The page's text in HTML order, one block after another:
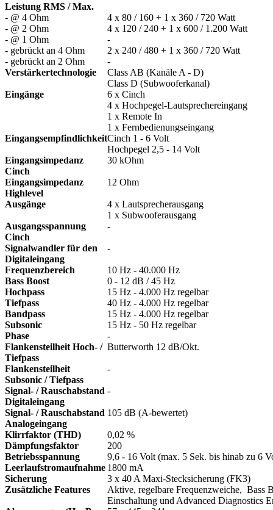
Leistung RMS / Max.
- @ 4 Ohm
4 x 80 / 160 + 1 x 360 / 720 Watt
- @ 2 Ohm
4 x 120 / 240 + 1 x 600 / 1.200 Watt
- @ 1 Ohm
-
- gebrückt an 4 Ohm
2 x 240 / 480 + 1 x 360 / 720 Watt
- gebrückt an 2 Ohm
-
Verstärkertechnologie
Class AB (Kanäle A - D)
Class D (Subwooferkanal)
Eingänge
6 x Cinch
4 x Hochpegel-Lautsprechereingang
1 x Remote In
1 x Fernbedienungseingang
EingangsempfindlichkeitCinch 1 - 6 Volt
Hochpegel 2,5 - 14 Volt
Eingangsimpedanz
Cinch
30 kOhm
Eingangsimpedanz
Highlevel
12 Ohm
Ausgänge
4 x Lautsprecherausgang
1 x Subwooferausgang
Ausgangsspannung
Cinch
-
Signalwandler für den
Digitaleingang
-
Frequenzbereich
10 Hz - 40.000 Hz
Bass Boost
0 - 12 dB / 45 Hz
Hochpass
15 Hz - 4.000 Hz regelbar
Tiefpass
40 Hz - 4.000 Hz regelbar
Bandpass
15 Hz - 4.000 Hz regelbar
Subsonic
15 Hz - 50 Hz regelbar
Phase
-
Flankensteilheit Hoch- /
Tiefpass
Butterworth 12 dB/Okt.
Flankensteilheit
Subsonic / Tiefpass
-
Signal- / Rauschabstand
Digitaleingang
-
Signal- / Rauschabstand
Analogeingang
105 dB (A-bewertet)
Klirrfaktor (THD)
0,02 %
Dämpfungsfaktor
200
Betriebsspannung
9,6 - 16 Volt (max. 5 Sek. bis hinab zu 6
Leerlaufstromaufnahme 1800 mA
Sicherung
3 x 40 A Maxi-Stecksicherung (FK3)
Zusätzliche Features
Aktive, regelbare Frequenzweiche, Bass
Einschaltung und Advanced Diagnostics